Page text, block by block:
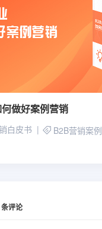
做好案例营销
白皮书 B2B营销案例
条评论